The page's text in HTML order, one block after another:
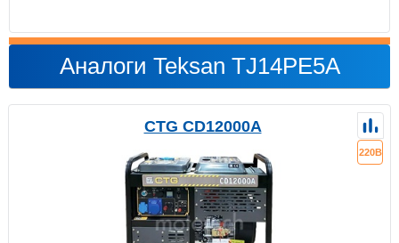
Аналоги Teksan TJ14PE5A
CTG CD12000A
220В